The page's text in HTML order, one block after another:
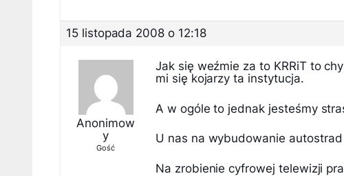
15 listopada 2008 o 12:18
Anonimow
y
Gość
Jak się weźmie za to KRRiT to
mi się kojarzy ta instytucja.
A w ogóle to jednak jesteśmy
U nas na wybudowanie
Na zrobienie cyfrowej telewizji